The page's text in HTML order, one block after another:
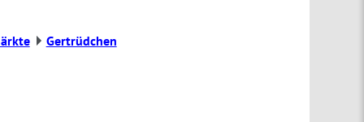
Gertrüdchen